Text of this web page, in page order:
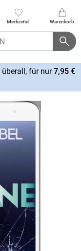
Merkzettel Warenkorb
für nur7,95 €